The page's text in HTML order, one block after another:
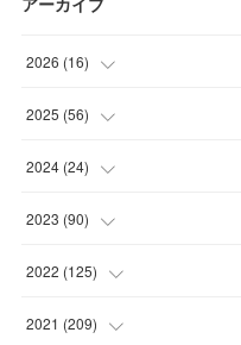
アーカイブ
2026 (16)
(1
(1
(7
(7)
2025 (56)
(5
(11 )
(17
(15
2024 (24)
(1
(1)
(2)
2023 (90)
(12
(17
2022 (125)
(8)
2021 (209)